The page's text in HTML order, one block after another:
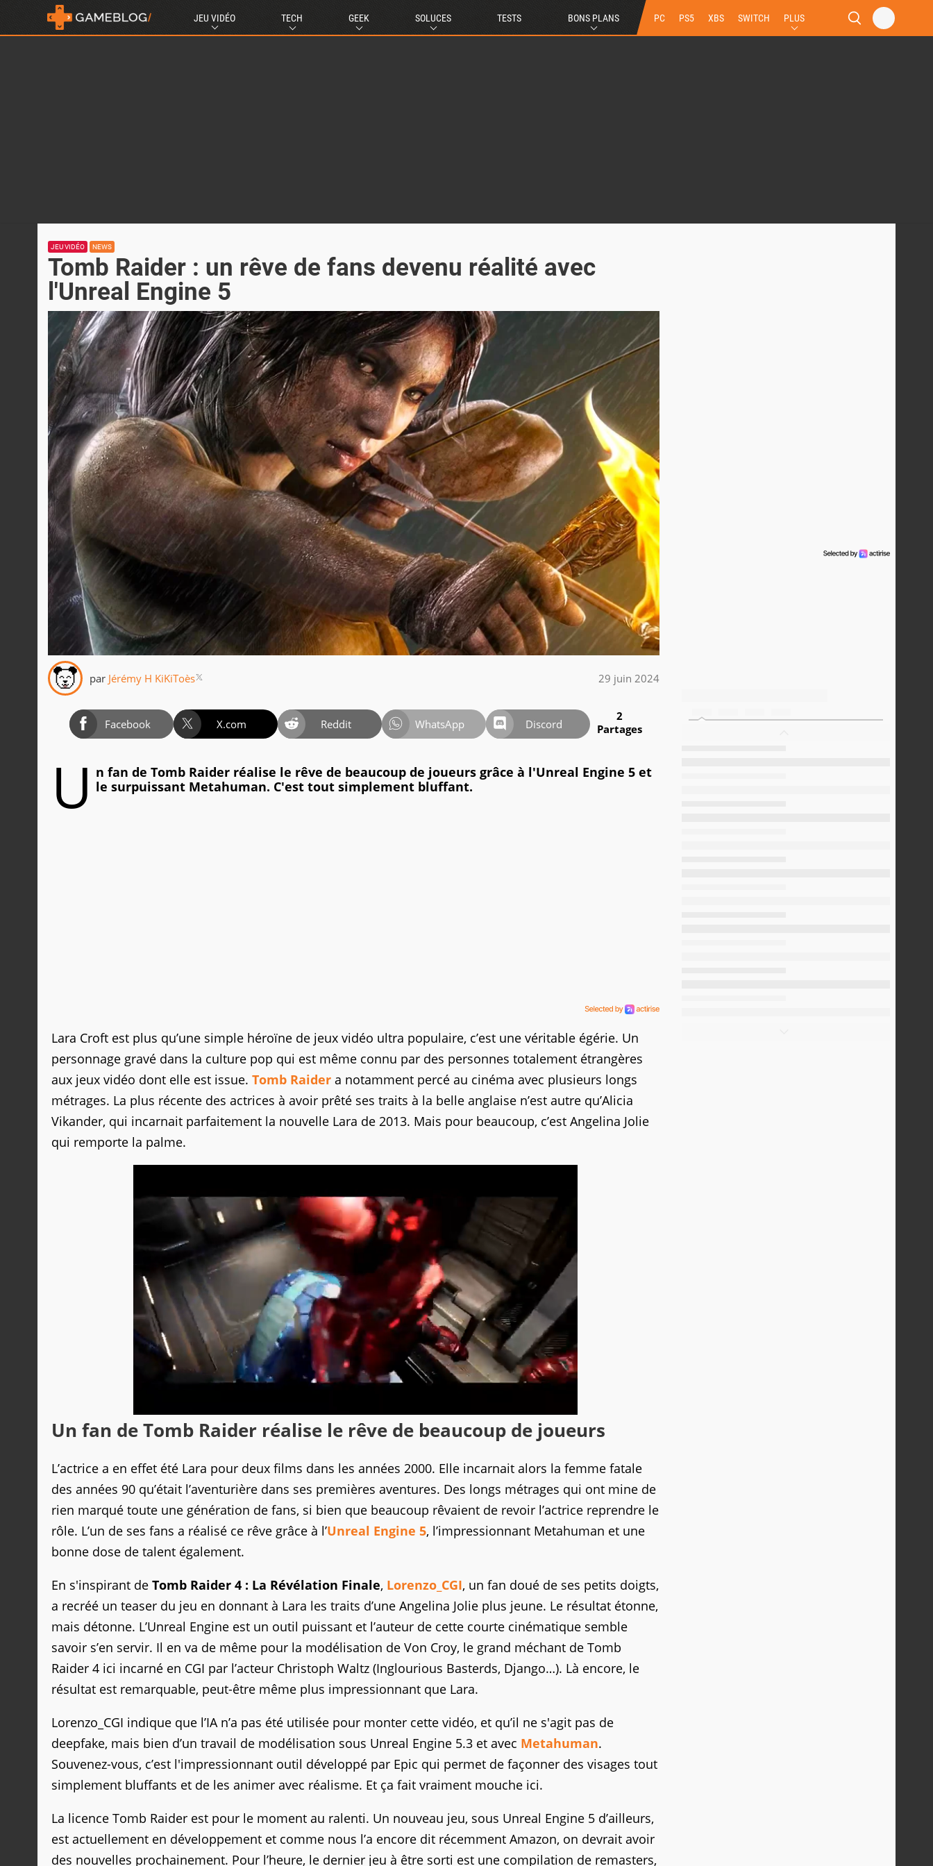
JEU VIDÉO TECH GEEK SOLUCES TESTS BONS PLANS PC PS5 XBS SWITCH PLUS
JEU VIDÉO NEWS
Tomb Raider : un rêve de fans devenu réalité avec
l'Unreal Engine 5
par Jérémy H KiKiToès 29 juin 2024
Facebook X.com Reddit WhatsApp Discord
2
Partages
U n fan de Tomb Raider réalise le rêve de beaucoup de joueurs grâce à l'Unreal Engine 5 et
le surpuissant Metahuman. C'est tout simplement bluffant.
Lara Croft est plus qu’une simple héroïne de jeux vidéo ultra populaire, c’est une véritable égérie. Un
personnage gravé dans la culture pop qui est même connu par des personnes totalement étrangères
aux jeux vidéo dont elle est issue. Tomb Raider a notamment percé au cinéma avec plusieurs longs
métrages. La plus récente des actrices à avoir prêté ses traits à la belle anglaise n’est autre qu’Alicia
Vikander, qui incarnait parfaitement la nouvelle Lara de 2013. Mais pour beaucoup, c’est Angelina Jolie
qui remporte la palme.
Un fan de Tomb Raider réalise le rêve de beaucoup de joueurs
L’actrice a en effet été Lara pour deux films dans les années 2000. Elle incarnait alors la femme fatale
des années 90 qu’était l’aventurière dans ses premières aventures. Des longs métrages qui ont mine de
rien marqué toute une génération de fans, si bien que beaucoup rêvaient de revoir l’actrice reprendre le
rôle. L’un de ses fans a réalisé ce rêve grâce à l’Unreal Engine 5, l’impressionnant Metahuman et une
bonne dose de talent également.
En s'inspirant de Tomb Raider 4 : La Révélation Finale, Lorenzo_CGI, un fan doué de ses petits doigts,
a recréé un teaser du jeu en donnant à Lara les traits d’une Angelina Jolie plus jeune. Le résultat étonne,
mais détonne. L’Unreal Engine est un outil puissant et l’auteur de cette courte cinématique semble
savoir s’en servir. Il en va de même pour la modélisation de Von Croy, le grand méchant de Tomb
Raider 4 ici incarné en CGI par l’acteur Christoph Waltz (Inglourious Basterds, Django…). Là encore, le
résultat est remarquable, peut-être même plus impressionnant que Lara.
Lorenzo_CGI indique que l’IA n’a pas été utilisée pour monter cette vidéo, et qu’il ne s'agit pas de
deepfake, mais bien d’un travail de modélisation sous Unreal Engine 5.3 et avec Metahuman.
Souvenez-vous, c’est l'impressionnant outil développé par Epic qui permet de façonner des visages tout
simplement bluffants et de les animer avec réalisme. Et ça fait vraiment mouche ici.
La licence Tomb Raider est pour le moment au ralenti. Un nouveau jeu, sous Unreal Engine 5 d’ailleurs,
est actuellement en développement et comme nous l’a encore dit récemment Amazon, on devrait avoir
des nouvelles prochainement. Pour l’heure, le dernier jeu à être sorti est une compilation de remasters,